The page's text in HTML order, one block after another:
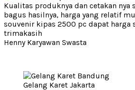
Kualitas produknya dan cetakan nya
bagus hasilnya, harga yang relatif
souvenir kipas 2500 pc dapat harga
trimakasih
Henny Karyawan Swasta
Gelang Karet Jakarta